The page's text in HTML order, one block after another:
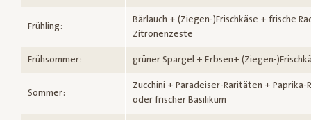
Frühling:
Bärlauch + (Ziegen-)Frischkäse + frische
Zitronenzeste
Frühsommer: grüner Spargel + Erbsen+ (Ziegen-
Sommer:
Zucchini + Paradeiser-Raritäten +
oder frischer Basilikum